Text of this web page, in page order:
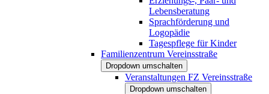
Lebensberatung
Sprachförderung und
Logopädie
Tagespflege für Kinder
Familienzentrum Vereinsstraße
Dropdown umschalten
Veranstaltungen FZ Vereinsstraße
Dropdown umschalten